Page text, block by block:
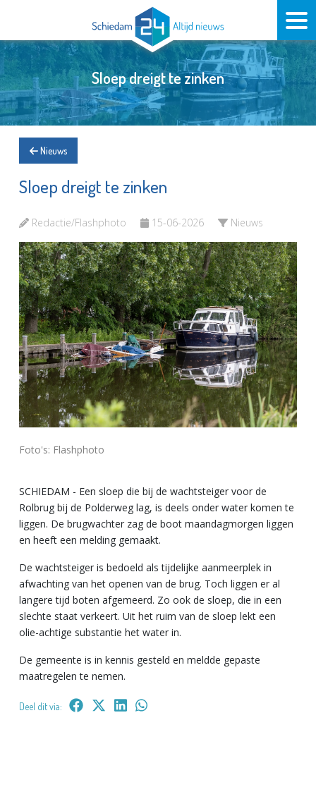
Sloep dreigt te zinken
Nieuws
Sloep dreigt te zinken
Redactie/Flashphoto 15-06-2026 Nieuws
Foto's: Flashphoto
SCHIEDAM - Een sloep die bij de wachtsteiger voor de
Rolbrug bij de Polderweg lag, is deels onder water komen te
liggen. De brugwachter zag de boot maandagmorgen liggen
en heeft een melding gemaakt.
De wachtsteiger is bedoeld als tijdelijke aanmeerplek in
afwachting van het openen van de brug. Toch liggen er al
langere tijd boten afgemeerd. Zo ook de sloep, die in een
slechte staat verkeert. Uit het ruim van de sloep lekt een
olie-achtige substantie het water in.
De gemeente is in kennis gesteld en meldde gepaste
maatregelen te nemen.
Deel dit via: